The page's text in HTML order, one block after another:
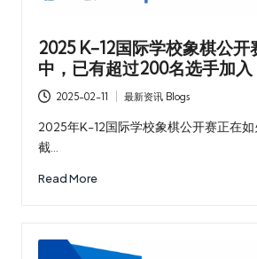
2025 K-12国际学校象棋公开
中，已有超过200名选手加入
2025-02-11
Posted
in
最新资讯 Blogs
2025年K-12国际学校象棋公开赛正在如
截…
Read More